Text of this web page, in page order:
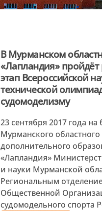
В Мурманском
«Лапландия»
этап Всероссийской
технической
судомоделизму
23 сентября 2017 года на
Мурманского областного
дополнительного
«Лапландия»
и науки Мурманской
Региональным
Общественной
судомодельного спорта